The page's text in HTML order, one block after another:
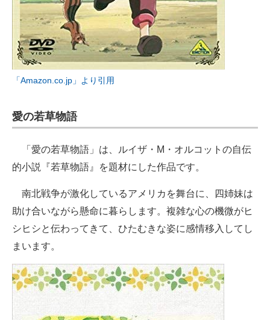
「Amazon.co.jp」より引用
愛の若草物語
「愛の若草物語」は、ルイザ・M・オルコットの自伝
的小説『若草物語』を題材にした作品です。
南北戦争が激化しているアメリカを舞台に、四姉妹は
助け合いながら懸命に暮らします。複雑な心の機微がヒ
シヒシと伝わってきて、ひたむきな姿に感情移入してし
まいます。